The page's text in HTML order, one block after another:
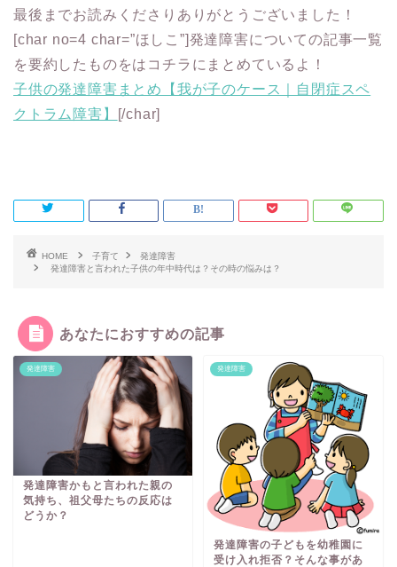
最後までお読みくださりありがとうございました！
[char no=4 char=”ほしこ”]発達障害についての記事一覧
を要約したものをはコチラにまとめているよ！
子供の発達障害まとめ【我が子のケース｜自閉症スペ
クトラム障害】
[/char]
HOME 子育て
発達障害
発達障害と言われた子供の年中時代は？その時の悩みは？
あなたにおすすめの記事
発達障害
発達障害かもと言われた親の
気持ち、祖父母たちの反応は
どうか？
発達障害
発達障害の子どもを幼稚園に
受け入れ拒否？そんな事があ